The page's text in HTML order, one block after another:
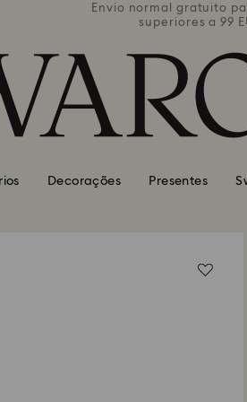
Envio normal gratuito
superiores a 99
Decorações Presentes